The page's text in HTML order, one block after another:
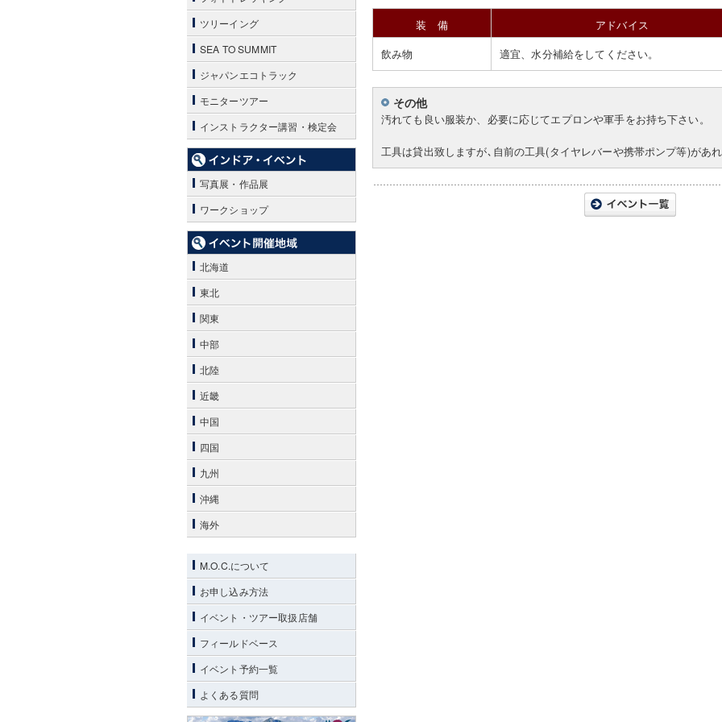
装 備
アドバイス
飲み物
適宜、水分補給をしてください。
その他
汚れても良い服装か、必要に応じてエプロンや軍手をお持ち下さい。
工具は貸出致しますが､自前の工具(タイヤレバーや携帯ポンプ等)があ
ツリーイング
SEA TO SUMMIT
ジャパンエコトラック
モニターツアー
インストラクター講習・検定会
写真展・作品展
ワークショップ
北海道
東北
関東
中部
北陸
近畿
中国
四国
九州
沖縄
海外
M.O.C.について
お申し込み方法
イベント・ツアー取扱店舗
フィールドベース
イベント予約一覧
よくある質問